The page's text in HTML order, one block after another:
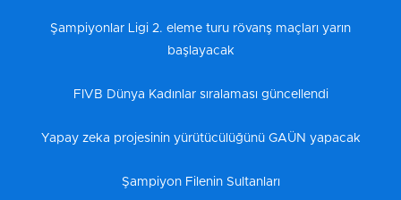
Şampiyonlar Ligi 2. eleme turu rövanş maçları yarın
başlayacak
FIVB Dünya Kadınlar sıralaması güncellendi
Yapay zeka projesinin yürütücülüğünü GAÜN yapacak
Şampiyon Filenin Sultanları